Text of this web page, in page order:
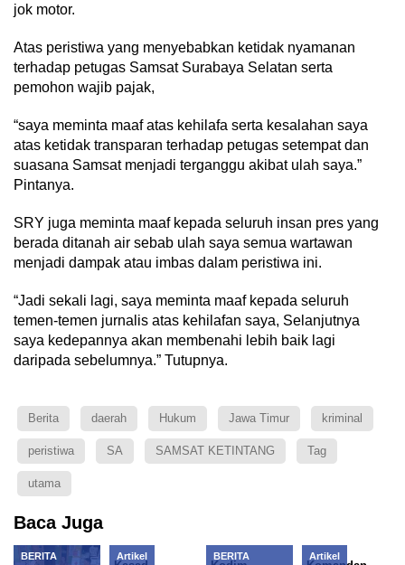
jok motor.
Atas peristiwa yang menyebabkan ketidak nyamanan
terhadap petugas Samsat Surabaya Selatan serta
pemohon wajib pajak,
“saya meminta maaf atas kehilafa serta kesalahan saya
atas ketidak transparan terhadap petugas setempat dan
suasana Samsat menjadi terganggu akibat ulah saya.”
Pintanya.
SRY juga meminta maaf kepada seluruh insan pres yang
berada ditanah air sebab ulah saya semua wartawan
menjadi dampak atau imbas dalam peristiwa ini.
“Jadi sekali lagi, saya meminta maaf kepada seluruh
temen-temen jurnalis atas kehilafan saya, Selanjutnya
saya kedepannya akan membenahi lebih baik lagi
daripada sebelumnya.” Tutupnya.
Berita daerah Hukum Jawa Timur kriminal
peristiwa SA SAMSAT KETINTANG Tag
utama
Baca Juga
BERITA
Artikel
BERITA
Artikel